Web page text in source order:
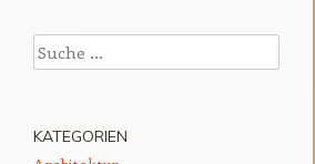
Suchen
KATEGORIEN